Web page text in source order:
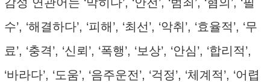
수’, ‘해결하다’, ‘피해’, ‘최선’, ‘악취’, ‘효율적’, ‘무
료’, ‘충격’, ‘신뢰’, ‘폭행’, ‘보상’, ‘안심’, ‘합리적’,
‘바라다’, ‘도움’, ‘음주운전’, ‘걱정’, ‘체계적’, ‘어렵